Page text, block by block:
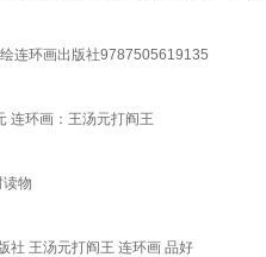
连环画出版社9787505619135
连环画：王汤元打阎王
读物
社 王汤元打阎王 连环画 品好